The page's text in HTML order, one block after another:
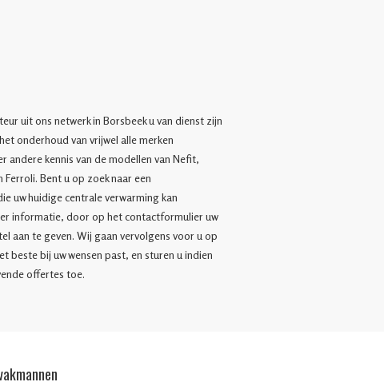
uit ons netwerk in Borsbeek u van dienst zijn
onderhoud van vrijwel alle merken
andere kennis van de modellen van Nefit,
Ferroli. Bent u op zoek naar een
uw huidige centrale verwarming kan
informatie, door op het contactformulier uw
aan te geven. Wij gaan vervolgens voor u op
beste bij uw wensen past, en sturen u indien
offertes toe.